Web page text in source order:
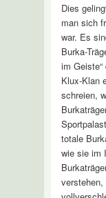
Dies
man sich
war. Es
Burka-
im
Klux-Klan
schreien,
totale
wie sie im